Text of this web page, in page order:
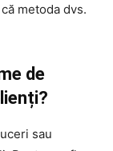
metoda dvs.
de
sau